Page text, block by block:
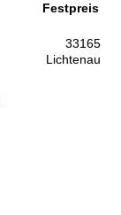
Festpreis
33165
Lichtenau